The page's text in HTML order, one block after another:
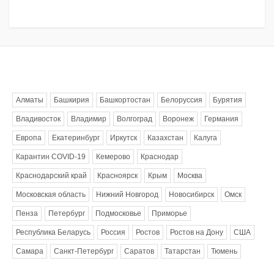
Алматы Башкирия Башкортостан Белоруссия Бурятия
Владивосток Владимир Волгоград Воронеж Германия
Европа Екатеринбург Иркутск Казахстан Калуга
Карантин COVID-19 Кемерово Краснодар
Краснодарский край Красноярск Крым Москва
Московская область Нижний Новгород Новосибирск Омск
Пенза Петербург Подмосковье Приморье
Республика Беларусь Россия Ростов Ростов на Дону США
Самара Санкт-Петербург Саратов Татарстан Тюмень